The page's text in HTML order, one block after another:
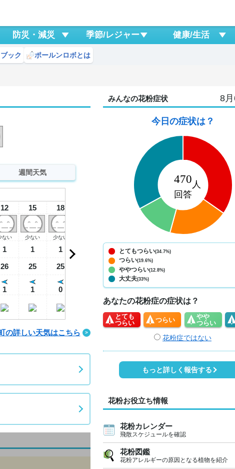
防災・減災 季節/レジャー 健康/生活
ック ポールンロボとは
週間天気
12
ない
1
26
1
15
少ない
1
25
1
18
少ない
1
25
0
0
28
0
3
0
31
1
6
0
1
9
0
12
0
の詳しい天気はこちら
みんなの花粉症状 8
今日の症状は？
とてもつらい(34.7%)
つらい(19.6%)
ややつらい(12.8%)
大丈夫(33%)
あなたの花粉症の症状は？
とても
つらい
つらい
やや
つらい
花粉症ではない
もっと詳しく報告する
花粉お役立ち情報
花粉カレンダー
飛散スケジュールを確認
花粉図鑑
花粉アレルギーの原因となる植物を紹介